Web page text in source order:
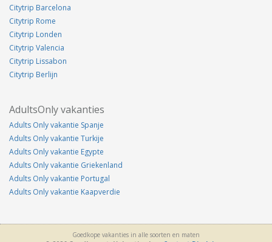
Citytrip Barcelona
Citytrip Rome
Citytrip Londen
Citytrip Valencia
Citytrip Lissabon
Citytrip Berlijn
AdultsOnly vakanties
Adults Only vakantie Spanje
Adults Only vakantie Turkije
Adults Only vakantie Egypte
Adults Only vakantie Griekenland
Adults Only vakantie Portugal
Adults Only vakantie Kaapverdie
Goedkope vakanties in alle soorten en maten